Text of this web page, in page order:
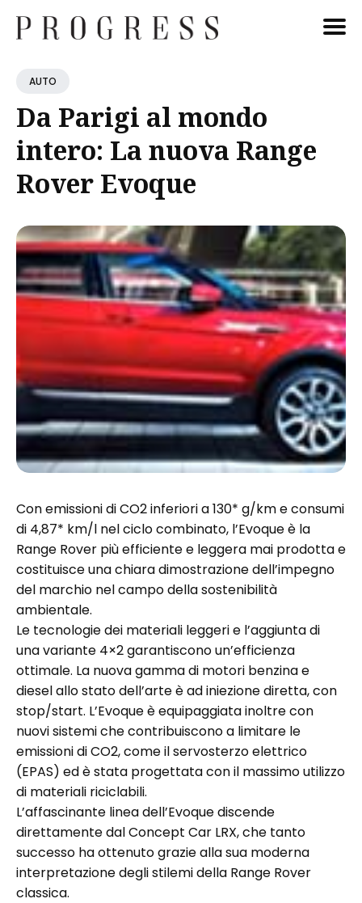
Cerca
AUTO
Da Parigi al mondo
intero: La nuova Range
Rover Evoque
Con emissioni di CO2 inferiori a 130* g/km e consumi
di 4,87* km/l nel ciclo combinato, l’Evoque è la
Range Rover più efficiente e leggera mai prodotta e
costituisce una chiara dimostrazione dell’impegno
del marchio nel campo della sostenibilità
ambientale.
Le tecnologie dei materiali leggeri e l’aggiunta di
una variante 4×2 garantiscono un’efficienza
ottimale. La nuova gamma di motori benzina e
diesel allo stato dell’arte è ad iniezione diretta, con
stop/start. L’Evoque è equipaggiata inoltre con
nuovi sistemi che contribuiscono a limitare le
emissioni di CO2, come il servosterzo elettrico
(EPAS) ed è stata progettata con il massimo utilizzo
di materiali riciclabili.
L’affascinante linea dell’Evoque discende
direttamente dal Concept Car LRX, che tanto
successo ha ottenuto grazie alla sua moderna
interpretazione degli stilemi della Range Rover
classica.